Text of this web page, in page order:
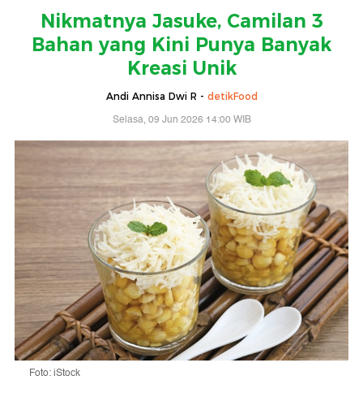
Nikmatnya Jasuke, Camilan 3
Bahan yang Kini Punya Banyak
Kreasi Unik
Andi Annisa Dwi R - detikFood
Selasa, 09 Jun 2026 14:00 WIB
Foto: iStock